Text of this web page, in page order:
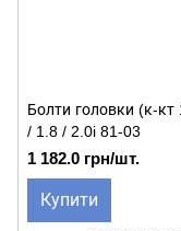
Болти головки (к-
/ 1.8 / 2.0i 81-03
1 182.0 грн/шт.
Купити